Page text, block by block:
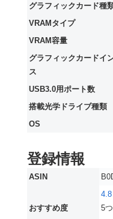
グラフィックカード種
VRAMタイプ
VRAM容量
グラフィックカードイ
ス
USB3.0用ポート数
搭載光学ドライブ種類
OS
登録情報
ASIN
おすすめ度
5